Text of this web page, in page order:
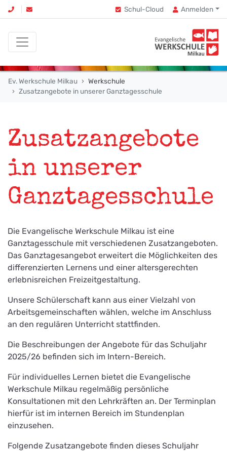
Schul-Cloud Anmelden
Ev. Werkschule Milkau
Werkschule
Zusatzangebote in unserer Ganztagesschule
Zusatzangebote
in unserer
Ganztagesschule
Die Evangelische Werkschule Milkau ist eine
Ganztagesschule mit verschiedenen Zusatzangeboten.
Das Ganztagesangebot erweitert die Möglichkeiten des
differenzierten Lernens und einer altersgerechten
erlebnisreichen Freizeitgestaltung.
Unsere Schülerschaft kann aus einer Vielzahl von
Arbeitsgemeinschaften wählen, welche im Anschluss
an den regulären Unterricht stattfinden.
Die Beschreibungen der Angebote für das Schuljahr
2025/26 befinden sich im Intern-Bereich.
Für individuelles Lernen bietet die Evangelische
Werkschule Milkau regelmäßig persönliche
Konsultationen mit den Lehrkräften an. Der Terminplan
hierfür ist im internen Bereich im Stundenplan
einzusehen.
Folgende Zusatzangebote finden dieses Schuljahr